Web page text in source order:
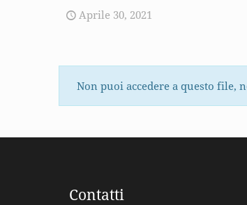
Aprile 30, 2021
Non puoi accedere a questo file,
Contatti